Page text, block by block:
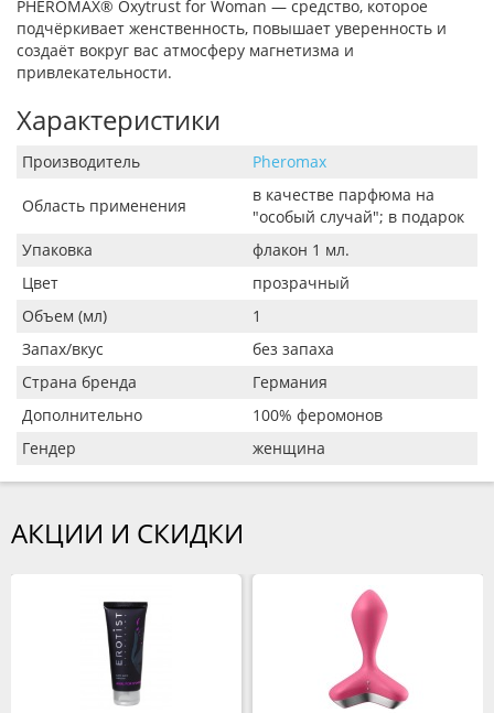
PHEROMAX® Oxytrust for Woman — средство, которое
подчёркивает женственность, повышает уверенность и
создаёт вокруг вас атмосферу магнетизма и
привлекательности.
Характеристики
Производитель Pheromax
Область применения
в качестве парфюма на
"особый случай"; в подарок
Упаковка
флакон 1 мл.
Цвет
прозрачный
Объем (мл)
1
Запах/вкус
без запаха
Страна бренда
Германия
Дополнительно
100% феромонов
Гендер
женщина
АКЦИИ И СКИДКИ